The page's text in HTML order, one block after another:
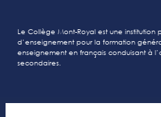
Le Collège Mont-Royal est une institution
d’enseignement pour la formation
enseignement en français conduisant à
secondaires.